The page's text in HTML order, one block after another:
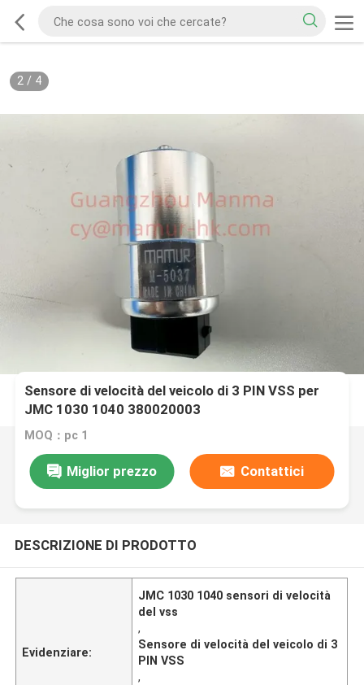
2/ 4
Sensore di velocità del veicolo di 3 PIN VSS per
JMC 1030 1040 380020003
MOQ：pc 1
Miglior prezzo Contattici
DESCRIZIONE DI PRODOTTO
Evidenziare:
JMC 1030 1040 sensori di velocità
del vss
,
Sensore di velocità del veicolo di 3
PIN VSS
,